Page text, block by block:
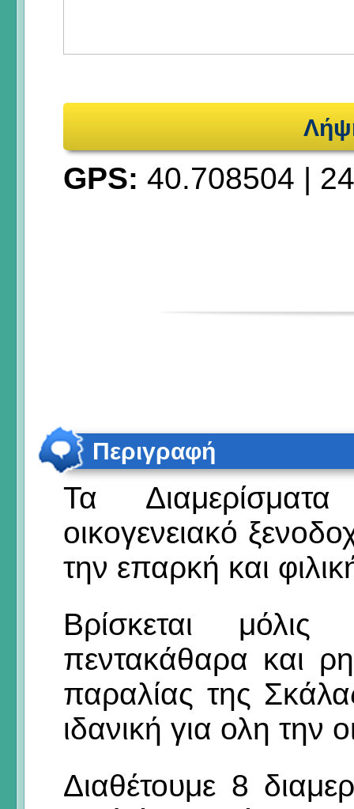
GPS: 40.708504 |
Περιγραφή
Τα
οικογενειακό
την επαρκή και
Βρίσκεται
πεντακάθαρα και
παραλίας της
ιδανική για ολη την
Διαθέτουμε 8